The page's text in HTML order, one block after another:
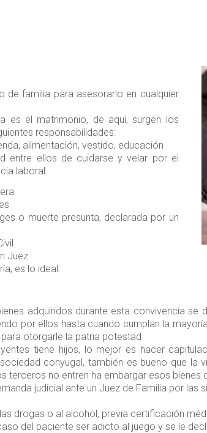
de familia para asesorarlo en cualquier
es el matrimonio, de aquí, surgen los
responsabilidades:
alimentación, vestido, educación
entre ellos de cuidarse y velar por el
laboral.
o muerte presunta, declarada por un
Juez
es lo ideal.
adquiridos durante esta convivencia
por ellos hasta cuando cumplan la
otorgarle la patria potestad
tiene hijos, lo mejor es hacer
conyugal, también es bueno que la
terceros no entren ha embargar esos
judicial ante un Juez de Familia por las
drogas o al alcohol, previa certificación
del paciente ser adicto al juego y se le